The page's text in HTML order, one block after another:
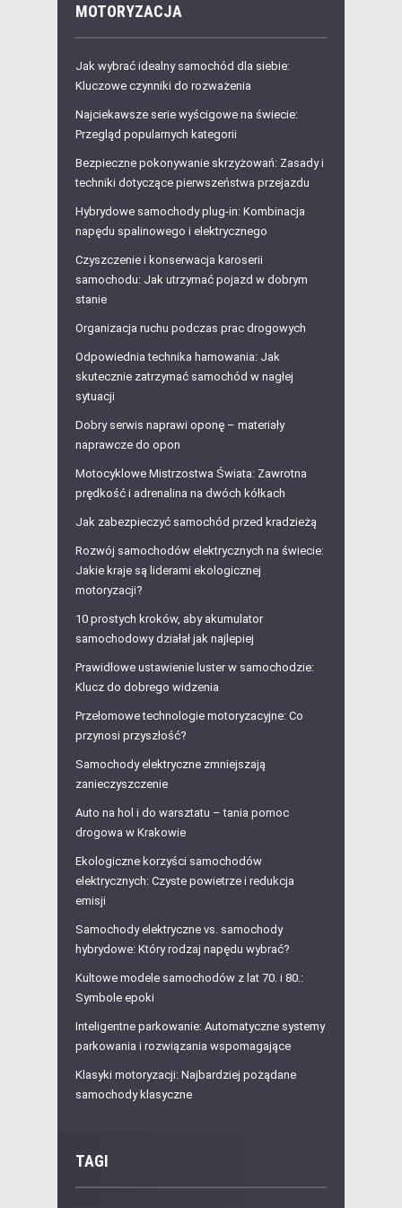
MOTORYZACJA
Jak wybrać idealny samochód dla siebie:
Kluczowe czynniki do rozważenia
Najciekawsze serie wyścigowe na świecie:
Przegląd popularnych kategorii
Bezpieczne pokonywanie skrzyżowań: Zasady i
techniki dotyczące pierwszeństwa przejazdu
Hybrydowe samochody plug-in: Kombinacja
napędu spalinowego i elektrycznego
Czyszczenie i konserwacja karoserii
samochodu: Jak utrzymać pojazd w dobrym
stanie
Organizacja ruchu podczas prac drogowych
Odpowiednia technika hamowania: Jak
skutecznie zatrzymać samochód w nagłej
sytuacji
Dobry serwis naprawi oponę – materiały
naprawcze do opon
Motocyklowe Mistrzostwa Świata: Zawrotna
prędkość i adrenalina na dwóch kółkach
Jak zabezpieczyć samochód przed kradzieżą
Rozwój samochodów elektrycznych na świecie:
Jakie kraje są liderami ekologicznej
motoryzacji?
10 prostych kroków, aby akumulator
samochodowy działał jak najlepiej
Prawidłowe ustawienie luster w samochodzie:
Klucz do dobrego widzenia
Przełomowe technologie motoryzacyjne: Co
przynosi przyszłość?
Samochody elektryczne zmniejszają
zanieczyszczenie
Auto na hol i do warsztatu – tania pomoc
drogowa w Krakowie
Ekologiczne korzyści samochodów
elektrycznych: Czyste powietrze i redukcja
emisji
Samochody elektryczne vs. samochody
hybrydowe: Który rodzaj napędu wybrać?
Kultowe modele samochodów z lat 70. i 80.:
Symbole epoki
Inteligentne parkowanie: Automatyczne systemy
parkowania i rozwiązania wspomagające
Klasyki motoryzacji: Najbardziej pożądane
samochody klasyczne
TAGI